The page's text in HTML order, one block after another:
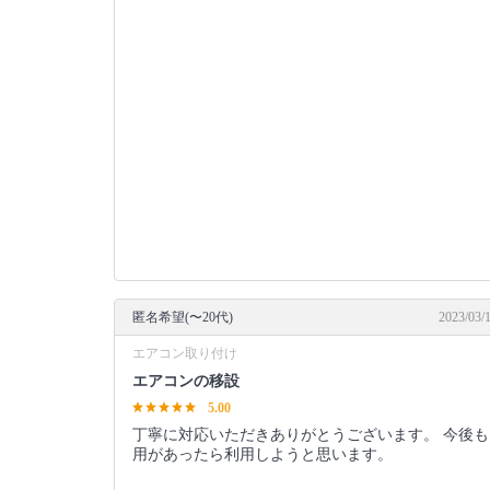
匿名希望(〜20代) 2023/03/
エアコン取り付け
エアコンの移設
5.00
丁寧に対応いただきありがとうございます。 今後も
用があったら利用しようと思います。